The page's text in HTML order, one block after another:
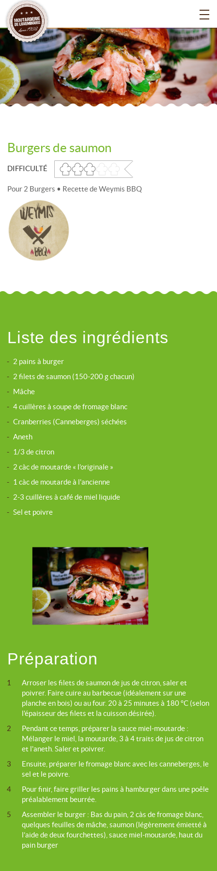
Burgers de saumon
DIFFICULTÉ
Pour 2 Burgers • Recette de Weymis BBQ
Liste des ingrédients
- 2 pains à burger
- 2 filets de saumon (150-200 g chacun)
- Mâche
- 4 cuillères à soupe de fromage blanc
- Cranberries (Canneberges) séchées
- Aneth
- 1/3 de citron
- 2 càc de moutarde « l’originale »
- 1 càc de moutarde à l'ancienne
- 2-3 cuillères à café de miel liquide
- Sel et poivre
Préparation
1
Arroser les filets de saumon de jus de citron, saler et
poivrer. Faire cuire au barbecue (idéalement sur une
planche en bois) ou au four. 20 à 25 minutes à 180 °C (selon
l'épaisseur des filets et la cuisson désirée).
2
Pendant ce temps, préparer la sauce miel-moutarde :
Mélanger le miel, la moutarde, 3 à 4 traits de jus de citron
et l'aneth. Saler et poivrer.
3
Ensuite, préparer le fromage blanc avec les canneberges, le
sel et le poivre.
4
Pour finir, faire griller les pains à hamburger dans une poêle
préalablement beurrée.
5
Assembler le burger : Bas du pain, 2 càs de fromage blanc,
quelques feuilles de mâche, saumon (légèrement émietté à
l’aide de deux fourchettes), sauce miel-moutarde, haut du
pain burger